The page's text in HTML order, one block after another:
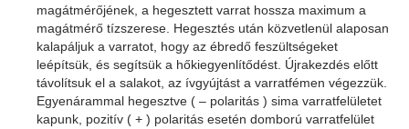
magátmérőjének, a hegesztett varrat hossza maximum a
magátmérő tízszerese. Hegesztés után közvetlenül alaposan
kalapáljuk a varratot, hogy az ébredő feszültségeket
leépítsük, és segítsük a hőkiegyenlítődést. Újrakezdés előtt
távolítsuk el a salakot, az ívgyújtást a varratfémen végezzük.
Egyenárammal hegesztve ( – polaritás ) sima varratfelületet
kapunk, pozitív ( + ) polaritás esetén domború varratfelület